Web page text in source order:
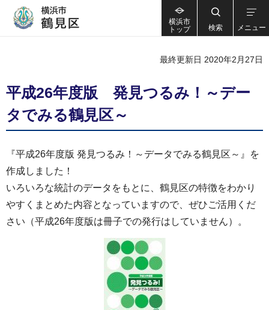
横浜市
トップ
検索 メニュー
最終更新日 2020年2月27日
平成26年度版 発見つるみ！～デー
タでみる鶴見区～
『平成26年度版 発見つるみ！～データでみる鶴見区～』を
作成しました！
いろいろな統計のデータをもとに、鶴見区の特徴をわかり
やすくまとめた内容となっていますので、ぜひご活用くだ
さい（平成26年度版は冊子での発行はしていません）。